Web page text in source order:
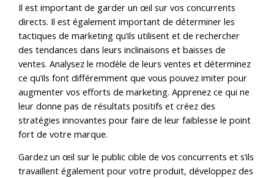
Il est important de garder un œil sur vos concurrents
directs. Il est également important de déterminer les
tactiques de marketing qu’ils utilisent et de rechercher
des tendances dans leurs inclinaisons et baisses de
ventes. Analysez le modèle de leurs ventes et déterminez
ce qu’ils font différemment que vous pouvez imiter pour
augmenter vos efforts de marketing. Apprenez ce qui ne
leur donne pas de résultats positifs et créez des
stratégies innovantes pour faire de leur faiblesse le point
fort de votre marque.
Gardez un œil sur le public cible de vos concurrents et s’ils
travaillent également pour votre produit, développez des